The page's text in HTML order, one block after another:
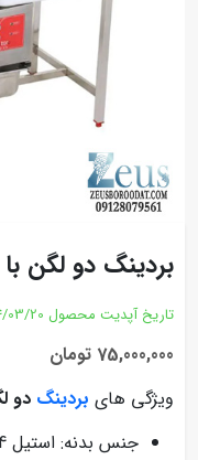
بردینگ دو لگن با
تاریخ آپدیت محصول 03/20
75,000,000 تومان
ویژگی های بردینگ دو
جنس بدنه: استیل 304